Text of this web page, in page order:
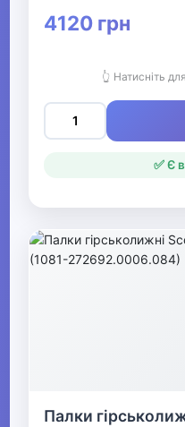
4120 грн
👆 Натисніть
✅ Є
Палки